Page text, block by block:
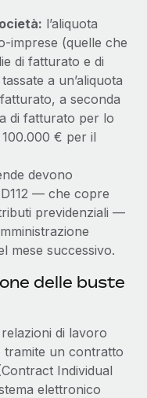
l’aliquota
imprese (quelle che
di fatturato e di
a un’aliquota
a seconda
di fatturato per lo
€ per il
devono
— che copre
previdenziali —
mese successivo.
delle buste
di lavoro
tramite un contratto
Individual
elettronico